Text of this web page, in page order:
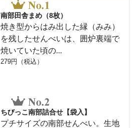
南部田舎まめ（8枚）
焼き型からはみ出した縁（みみ）
を残したせんべいは、囲炉裏端で
焼いていた頃の...
279円（税込）
ちびっこ南部詰合せ【袋入】
プチサイズの南部せんべい。生地